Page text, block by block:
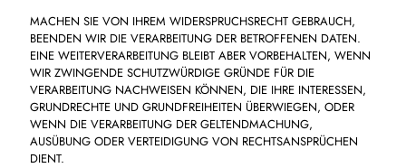
MACHEN SIE VON IHREM WIDERSPRUCHSRECHT GEBRAUCH,
BEENDEN WIR DIE VERARBEITUNG DER BETROFFENEN DATEN.
EINE WEITERVERARBEITUNG BLEIBT ABER VORBEHALTEN, WENN
WIR ZWINGENDE SCHUTZWÜRDIGE GRÜNDE FÜR DIE
VERARBEITUNG NACHWEISEN KÖNNEN, DIE IHRE INTERESSEN,
GRUNDRECHTE UND GRUNDFREIHEITEN ÜBERWIEGEN, ODER
WENN DIE VERARBEITUNG DER GELTENDMACHUNG,
AUSÜBUNG ODER VERTEIDIGUNG VON RECHTSANSPRÜCHEN
DIENT.